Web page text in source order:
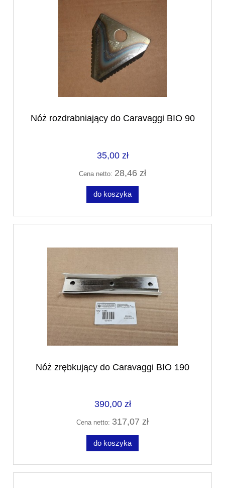
Nóż rozdrabniający do Caravaggi BIO 90
35,00 zł
Cena netto: 28,46 zł
do koszyka
Nóż zrębkujący do Caravaggi BIO 190
390,00 zł
Cena netto: 317,07 zł
do koszyka